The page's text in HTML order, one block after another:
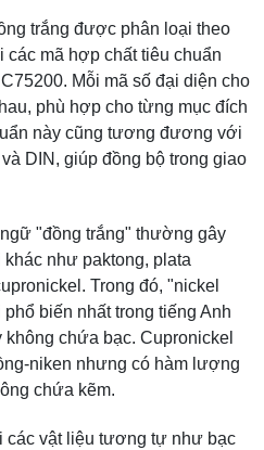
trắng được phân loại theo
mã hợp chất tiêu chuẩn
Mỗi mã số đại diện cho
phù hợp cho từng mục đích
này cũng tương đương với
DIN, giúp đồng bộ trong giao
"đồng trắng" thường gây
như paktong, plata
Trong đó, "nickel
biến nhất trong tiếng Anh
chứa bạc. Cupronickel
niken nhưng có hàm lượng
chứa kẽm.
các vật liệu tương tự như bạc